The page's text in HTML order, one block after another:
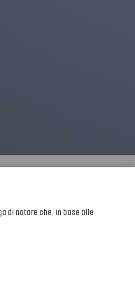
di notare che, in base alle